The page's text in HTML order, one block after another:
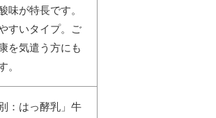
味が特長です。
すいタイプ。ご
を気遣う方にも
：はっ酵乳」牛